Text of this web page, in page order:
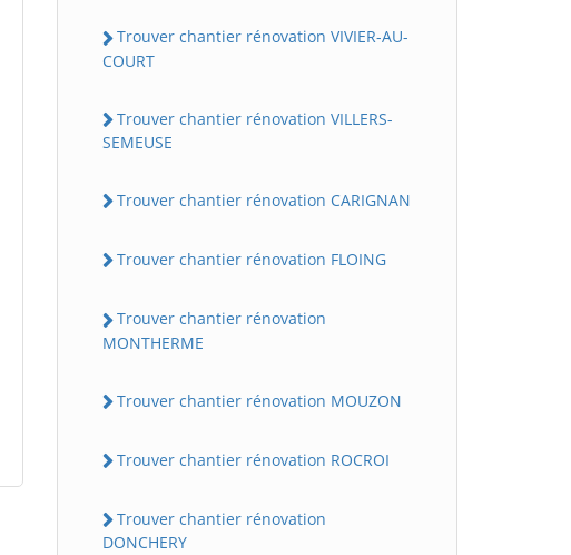
Trouver chantier rénovation VIVIER-AU-
COURT
Trouver chantier rénovation VILLERS-
SEMEUSE
Trouver chantier rénovation CARIGNAN
Trouver chantier rénovation FLOING
Trouver chantier rénovation
MONTHERME
Trouver chantier rénovation MOUZON
Trouver chantier rénovation ROCROI
Trouver chantier rénovation
DONCHERY